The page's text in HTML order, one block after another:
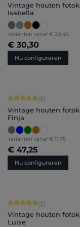
Vintage houten
Isabella
Varianten vanaf € 20,45
€ 30,30
Nu configureren
Gemiddelde score van
(3)
Vintage houten
Finja
Varianten vanaf € 11,75
€ 47,25
Nu configureren
Gemiddelde score van
(3)
Vintage houten
Luise